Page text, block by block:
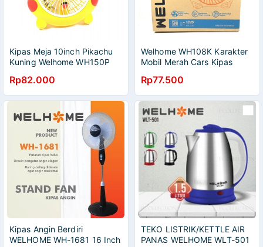
Kipas Meja 10inch Pikachu
Kuning Welhome WH150P
Rp82.000
Welhome WH108K Karakter
Mobil Merah Cars Kipas
Rp77.500
Kipas Angin Berdiri
WELHOME WH-1681 16 Inch
TEKO LISTRIK/KETTLE AIR
PANAS WELHOME WLT-501